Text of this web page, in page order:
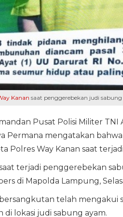
Kanan saat penggerebekan judi
Pusat Polisi Militer
Permana mengatakan
Polres Way Kanan saat
terjadi penggerebekan
di Mapolda Lampung,
telah mengakui
lokasi judi sabung ayam.